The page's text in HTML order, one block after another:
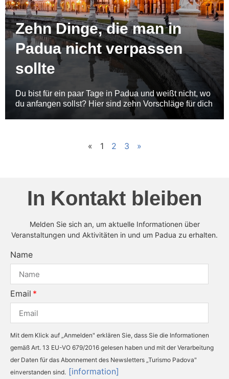
Zehn Dinge, die man in
Padua nicht verpassen
sollte
Du bist für ein paar Tage in Padua und weißt nicht, wo
du anfangen sollst? Hier sind zehn Vorschläge für dich
« 1 2 3 »
In Kontakt bleiben
Melden Sie sich an, um aktuelle Informationen über
Veranstaltungen und Aktivitäten in und um Padua zu erhalten.
Name
Email
Mit dem Klick auf „Anmelden" erklären Sie, dass Sie die Informationen
gemäß Art. 13 EU-VO 679/2016 gelesen haben und mit der Verarbeitung
der Daten für das Abonnement des Newsletters „Turismo Padova"
einverstanden sind. [information]